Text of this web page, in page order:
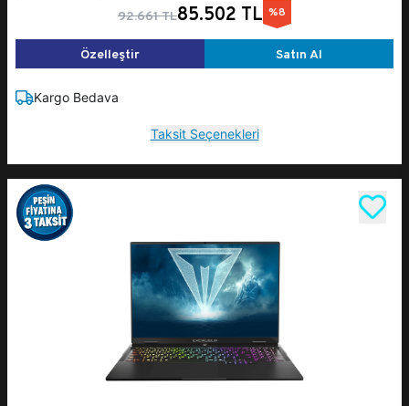
92.661 TL85.502 TL %8
Özelleştir Satın Al
Kargo Bedava
Taksit Seçenekleri